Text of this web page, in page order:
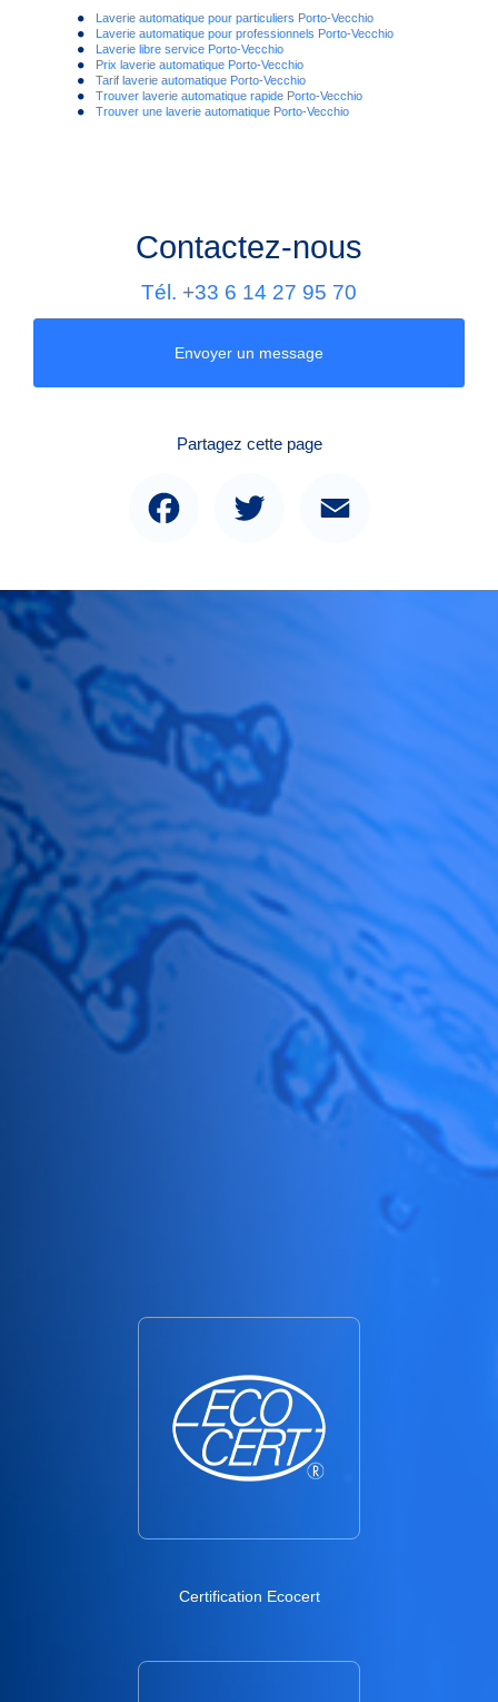
Laverie automatique pour particuliers Porto-Vecchio
Laverie automatique pour professionnels Porto-Vecchio
Laverie libre service Porto-Vecchio
Prix laverie automatique Porto-Vecchio
Tarif laverie automatique Porto-Vecchio
Trouver laverie automatique rapide Porto-Vecchio
Trouver une laverie automatique Porto-Vecchio
Contactez-nous
Tél. +33 6 14 27 95 70
Envoyer un message
Partagez cette page
Certification Ecocert